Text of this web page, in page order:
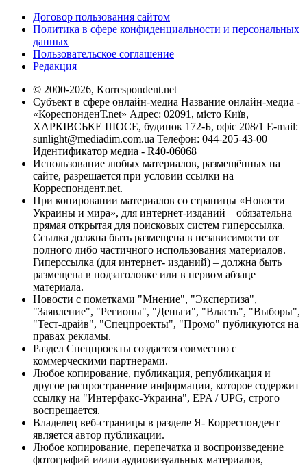
Договор пользования сайтом
Политика в сфере конфиденциальности и персональных
данных
Пользовательское соглашение
Редакция
© 2000-2026, Korrespondent.net
Субъект в сфере онлайн-медиа Название онлайн-медиа -
«КореспонденТ.net» Адрес: 02091, місто Київ,
ХАРКІВСЬКЕ ШОСЕ, будинок 172-Б, офіс 208/1 E-mail:
sunlight@mediadim.com.ua Телефон: 044-205-43-00
Идентификатор медиа - R40-06068
Использование любых материалов, размещённых на
сайте, разрешается при условии ссылки на
Корреспондент.net.
При копировании материалов со страницы «Новости
Украины и мира», для интернет-изданий – обязательна
прямая открытая для поисковых систем гиперссылка.
Ссылка должна быть размещена в независимости от
полного либо частичного использования материалов.
Гиперссылка (для интернет- изданий) – должна быть
размещена в подзаголовке или в первом абзаце
материала.
Новости с пометками "Мнение", "Экспертиза",
"Заявление", "Регионы", "Деньги", "Власть", "Выборы",
"Тест-драйв", "Спецпроекты", "Промо" публикуются на
правах рекламы.
Раздел Спецпроекты создается совместно с
коммерческими партнерами.
Любое копирование, публикация, републикация и
другое распространение информации, которое содержит
ссылку на "Интерфакс-Украина", EPA / UPG, строго
воспрещается.
Владелец веб-страницы в разделе Я- Корреспондент
является автор публикации.
Любое копирование, перепечатка и воспроизведение
фотографий и/или аудиовизуальных материалов,